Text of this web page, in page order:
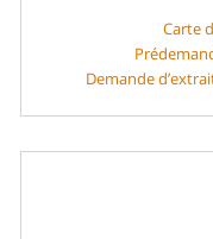
Carte
Demande